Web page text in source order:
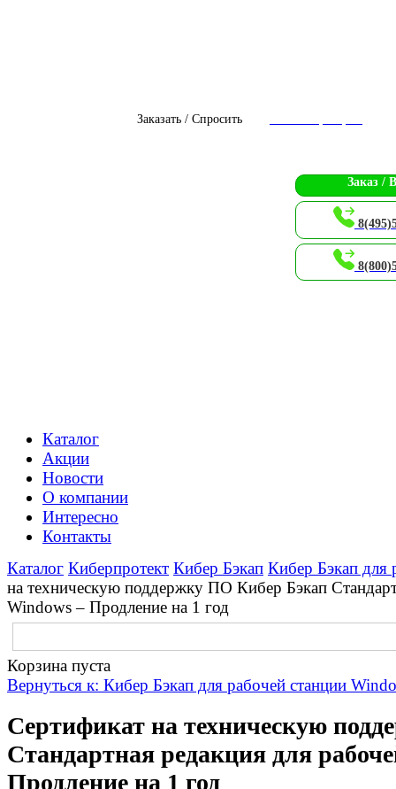
Заказать / Спросить
Заказ /
Каталог
Акции
Новости
О компании
Интересно
Контакты
Каталог Киберпротект Кибер Бэкап Кибер Бэкап для
на техническую поддержку ПО Кибер Бэкап
Windows – Продление на 1 год
Корзина пуста
Вернуться к: Кибер Бэкап для рабочей станции
Сертификат на техническую
Стандартная редакция для
Продление на 1 год